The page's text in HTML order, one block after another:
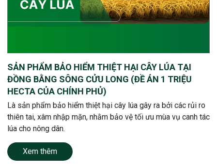
SẢN PHẨM BẢO HIỂM THIỆT HẠI CÂY LÚA TẠI
ĐỒNG BẰNG SÔNG CỬU LONG (ĐỀ ÁN 1 TRIỆU
HECTA CỦA CHÍNH PHỦ)
Là sản phẩm bảo hiểm thiệt hại cây lúa gây ra bởi các rủi ro
thiên tai, xâm nhập mặn, nhằm bảo vệ tối ưu mùa vụ canh tác
lúa cho nông dân.
Xem thêm